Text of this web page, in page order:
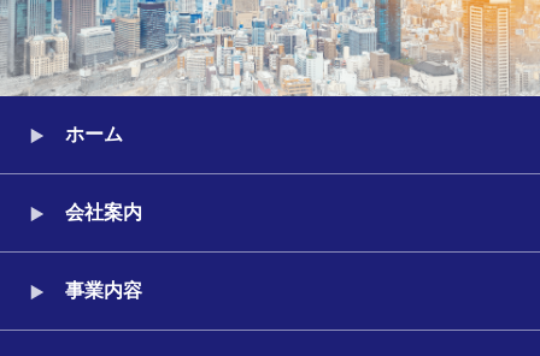
ホーム
会社案内
事業内容